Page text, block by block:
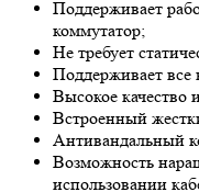
Поддерживает
коммутатор;
Не требует
Поддерживает все
Высокое качество
Встроенный
Антивандальный
Возможность
использовании